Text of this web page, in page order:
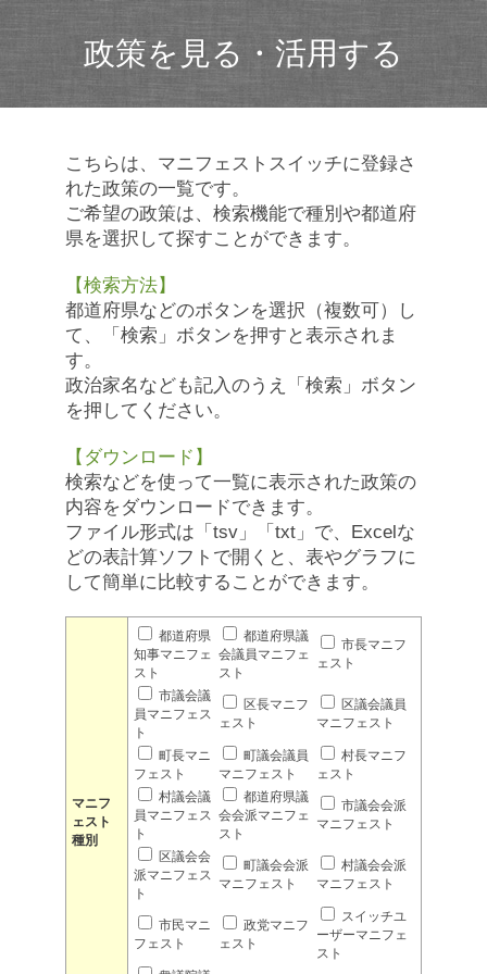
政策を見る・活用する
こちらは、マニフェストスイッチに登録さ
れた政策の一覧です。
ご希望の政策は、検索機能で種別や都道府
県を選択して探すことができます。
【検索方法】
都道府県などのボタンを選択（複数可）し
て、「検索」ボタンを押すと表示されま
す。
政治家名なども記入のうえ「検索」ボタン
を押してください。
【ダウンロード】
検索などを使って一覧に表示された政策の
内容をダウンロードできます。
ファイル形式は「tsv」「txt」で、Excelな
どの表計算ソフトで開くと、表やグラフに
して簡単に比較することができます。
マニフ
ェスト
種別
都道府県
知事マニフェ
スト
都道府県議
会議員マニフェ
スト
市長マニフ
ェスト
市議会議
員マニフェス
ト
区長マニフ
ェスト
区議会議員
マニフェスト
町長マニ
フェスト
町議会議員
マニフェスト
村長マニフ
ェスト
村議会議
員マニフェス
ト
都道府県議
会会派マニフェ
スト
市議会会派
マニフェスト
区議会会
派マニフェス
ト
町議会会派
マニフェスト
村議会会派
マニフェスト
市民マニ
フェスト
政党マニフ
ェスト
スイッチユ
ーザーマニフェ
スト